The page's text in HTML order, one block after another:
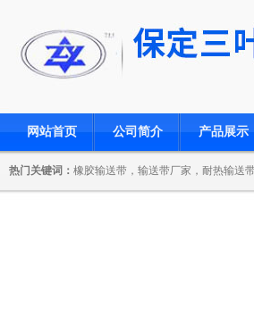
网站首页 公司简介 产品展示
热门关键词： 橡胶输送带，输送带厂家，耐热输送